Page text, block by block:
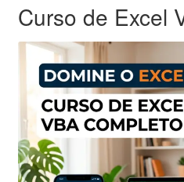
Curso de Excel